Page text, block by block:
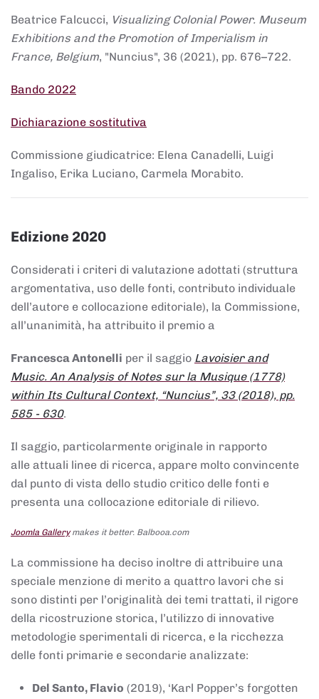
Beatrice Falcucci, Visualizing Colonial Power. Museum
Exhibitions and the Promotion of Imperialism in
France, Belgium, "Nuncius", 36 (2021), pp. 676–722.
Bando 2022
Dichiarazione sostitutiva
Commissione giudicatrice: Elena Canadelli, Luigi
Ingaliso, Erika Luciano, Carmela Morabito.
Edizione 2020
Considerati i criteri di valutazione adottati (struttura
argomentativa, uso delle fonti, contributo individuale
dell’autore e collocazione editoriale), la Commissione,
all’unanimità, ha attribuito il premio a
Francesca Antonelli per il saggio Lavoisier and
Music. An Analysis of Notes sur la Musique (1778)
within Its Cultural Context, “Nuncius”, 33 (2018), pp.
585 - 630.
Il saggio, particolarmente originale in rapporto
alle attuali linee di ricerca, appare molto convincente
dal punto di vista dello studio critico delle fonti e
presenta una collocazione editoriale di rilievo.
Joomla Gallerymakes it better. Balbooa.com
La commissione ha deciso inoltre di attribuire una
speciale menzione di merito a quattro lavori che si
sono distinti per l’originalità dei temi trattati, il rigore
della ricostruzione storica, l’utilizzo di innovative
metodologie sperimentali di ricerca, e la ricchezza
delle fonti primarie e secondarie analizzate:
Del Santo, Flavio (2019), ‘Karl Popper’s forgotten